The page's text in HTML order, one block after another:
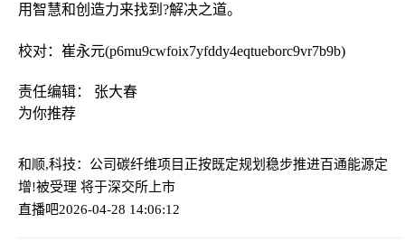
用智慧和创造力来找到?解决之道。
校对：崔永元(p6mu9cwfoix7yfddy4eqtueborc9vr7b9b)
责任编辑： 张大春
为你推荐
和顺,科技：公司碳纤维项目正按既定规划稳步推进百通能源定
增!被受理 将于深交所上市
直播吧2026-04-28 14:06:12